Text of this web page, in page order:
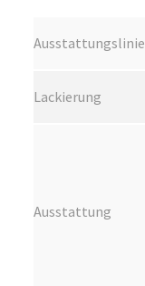
Ausstattungslinie
Lackierung
Ausstattung